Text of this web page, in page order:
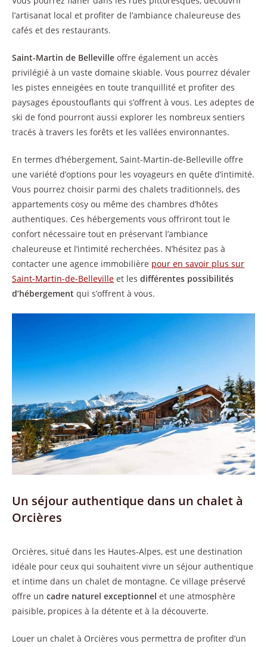
l’artisanat local et profiter de l’ambiance chaleureuse des
cafés et des restaurants.
Saint-Martin de Belleville offre également un accès
privilégié à un vaste domaine skiable. Vous pourrez dévaler
les pistes enneigées en toute tranquillité et profiter des
paysages époustouflants qui s’offrent à vous. Les adeptes de
ski de fond pourront aussi explorer les nombreux sentiers
tracés à travers les forêts et les vallées environnantes.
En termes d’hébergement, Saint-Martin-de-Belleville offre
une variété d’options pour les voyageurs en quête d’intimité.
Vous pourrez choisir parmi des chalets traditionnels, des
appartements cosy ou même des chambres d’hôtes
authentiques. Ces hébergements vous offriront tout le
confort nécessaire tout en préservant l’ambiance
chaleureuse et l’intimité recherchées. N’hésitez pas à
contacter une agence immobilière pour en savoir plus sur
Saint-Martin-de-Belleville et les différentes possibilités
d’hébergement qui s’offrent à vous.
Un séjour authentique dans un chalet à
Orcières
Orcières, situé dans les Hautes-Alpes, est une destination
idéale pour ceux qui souhaitent vivre un séjour authentique
et intime dans un chalet de montagne. Ce village préservé
offre un cadre naturel exceptionnel et une atmosphère
paisible, propices à la détente et à la découverte.
Louer un chalet à Orcières vous permettra de profiter d’un